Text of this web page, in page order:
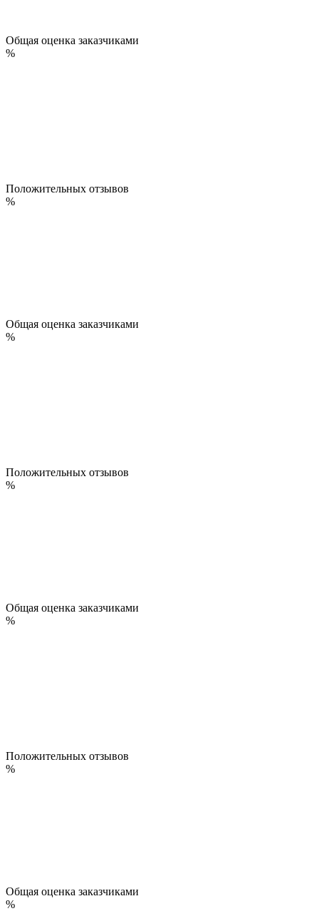
Общая оценка заказчиками
%
Положительных отзывов
%
Общая оценка заказчиками
%
Положительных отзывов
%
Общая оценка заказчиками
%
Положительных отзывов
%
Общая оценка заказчиками
%